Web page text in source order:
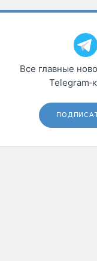
Все главные